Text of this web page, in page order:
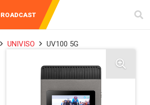
Y
INSTRUMENTOS
DE MEDICIÓN
UNIVISO UV100 5G